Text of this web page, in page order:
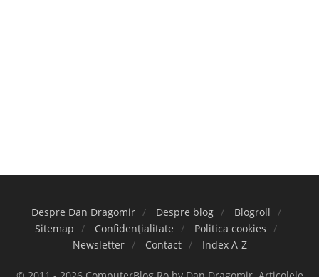
Despre Dan Dragomir Despre blog
Blogroll
Sitemap
Confidențialitate
Politica cookies
Newsletter
Contact Index A-Z